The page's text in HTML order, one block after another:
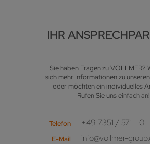
IHR
Sie haben Fragen zu VOLLMER?
sich mehr Informationen zu
oder möchten ein individuelles
Rufen Sie uns einfach an!
Telefon +49 7351 / 571 - 0
E-Mail info@vollmer-